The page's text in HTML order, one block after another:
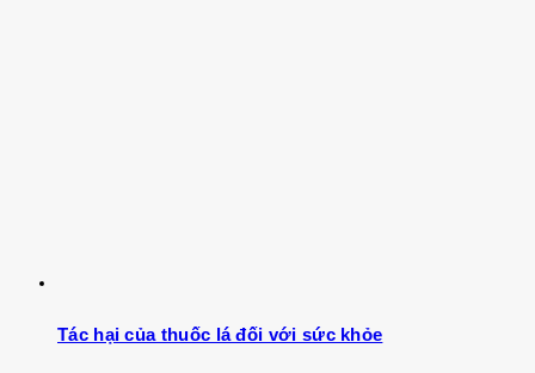
Tác hại của thuốc lá đối với sức khỏe